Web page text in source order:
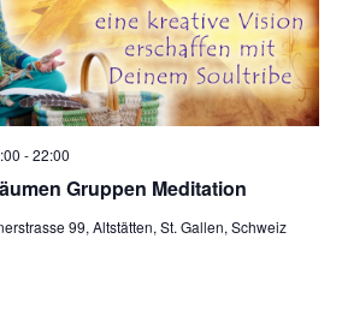
Gruppen Meditation
-22:00
99, Altstätten, St. Gallen, Schweiz